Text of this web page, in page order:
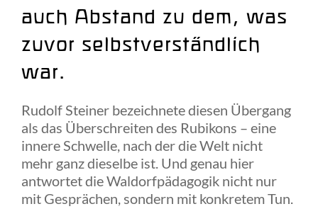
auch Abstand zu dem, was
zuvor selbstverständlich
war.
Rudolf Steiner bezeichnete diesen Übergang
als das Überschreiten des Rubikons – eine
innere Schwelle, nach der die Welt nicht
mehr ganz dieselbe ist. Und genau hier
antwortet die Waldorfpädagogik nicht nur
mit Gesprächen, sondern mit konkretem Tun.